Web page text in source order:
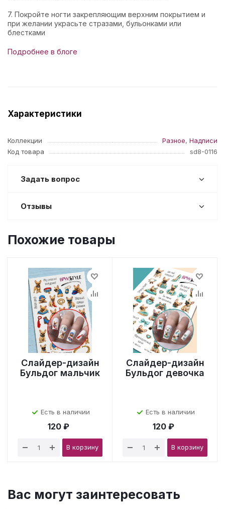
7. Покройте ногти закрепляющим верхним покрытием и
при желании украсьте стразами, бульонками или
блестками
Подробнее в блоге
Характеристики
Коллекции Разное, Надписи
Код товара
sd8-0116
Задать вопрос
Отзывы
Похожие товары
Слайдер-дизайн
Бульдог мальчик
Есть в наличии
120 ₽
В корзину
Слайдер-дизайн
Бульдог девочка
Есть в наличии
120 ₽
В корзину
Вас могут заинтересовать